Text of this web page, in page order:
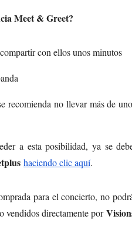
Meet & Greet?
con ellos unos minutos
recomienda no llevar más de
a esta posibilidad, ya se
haciendo clic aquí.
para el concierto, no
vendidos directamente por